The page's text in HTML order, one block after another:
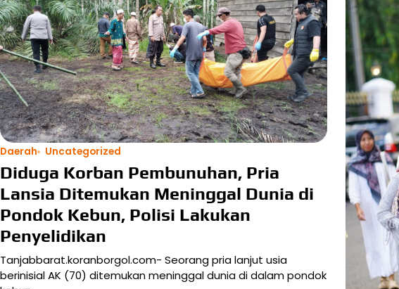
Daerah Uncategorized
Diduga Korban Pembunuhan, Pria
Lansia Ditemukan Meninggal Dunia di
Pondok Kebun, Polisi Lakukan
Penyelidikan
Tanjabbarat.koranborgol.com- Seorang pria lanjut usia
berinisial AK (70) ditemukan meninggal dunia di dalam pondok